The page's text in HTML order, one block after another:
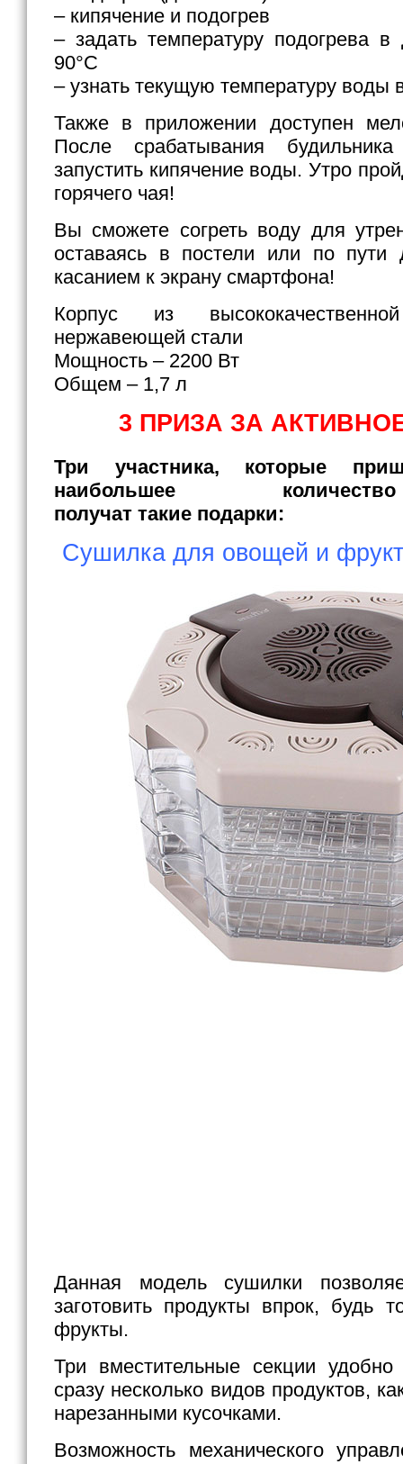
– кипячение и подогрев
– задать температуру подогрева
90°С
– узнать текущую температуру воды
Также в приложении доступен
После срабатывания
запустить кипячение воды. Утро
горячего чая!
Вы сможете согреть воду для
оставаясь в постели или по пути
касанием к экрану смартфона!
Корпус из
нержавеющей стали
Мощность – 2200 Вт
Общем – 1,7 л
3 ПРИЗА ЗА
Три участника, которые
наибольшее
получат такие подарки:
Сушилка для овощей и
Данная модель сушилки
заготовить продукты впрок, будь
фрукты.
Три вместительные секции
сразу несколько видов продуктов,
нарезанными кусочками.
Возможность механического